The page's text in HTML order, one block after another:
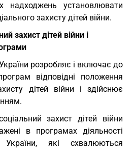
надходжень установлювати
захисту дітей війни.
захист дітей війни і
України розробляє і включає до
відповідні положення
дітей війни і здійснює
захист дітей війни
в програмах діяльності
України, які схвалюються